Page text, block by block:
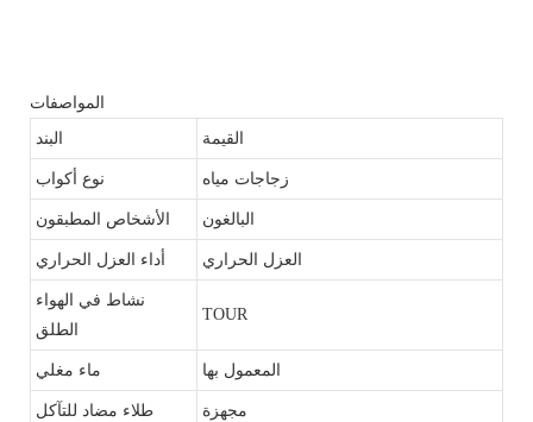
المواصفات
البند
القيمة
نوع أكواب زجاجات مياه
الأشخاص المطبقون البالغون
أداء العزل الحراري العزل الحراري
نشاط في الهواء
الطلق
TOUR
ماء مغلي المعمول بها
طلاء مضاد للتآكل مجهزة